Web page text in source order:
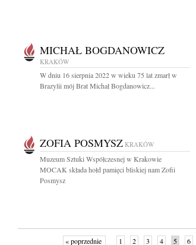
MICHAŁ BOGDANOWICZ
KRAKÓW
W dniu 16 sierpnia 2022 w wieku 75 lat zmarł w
Brazylii mój Brat Michał Bogdanowicz...
ZOFIA POSMYSZ KRAKÓW
Muzeum Sztuki Współczesnej w Krakowie
MOCAK składa hołd pamięci bliskiej nam Zofii
Posmysz
« poprzednie 1 2 3 4 5 6